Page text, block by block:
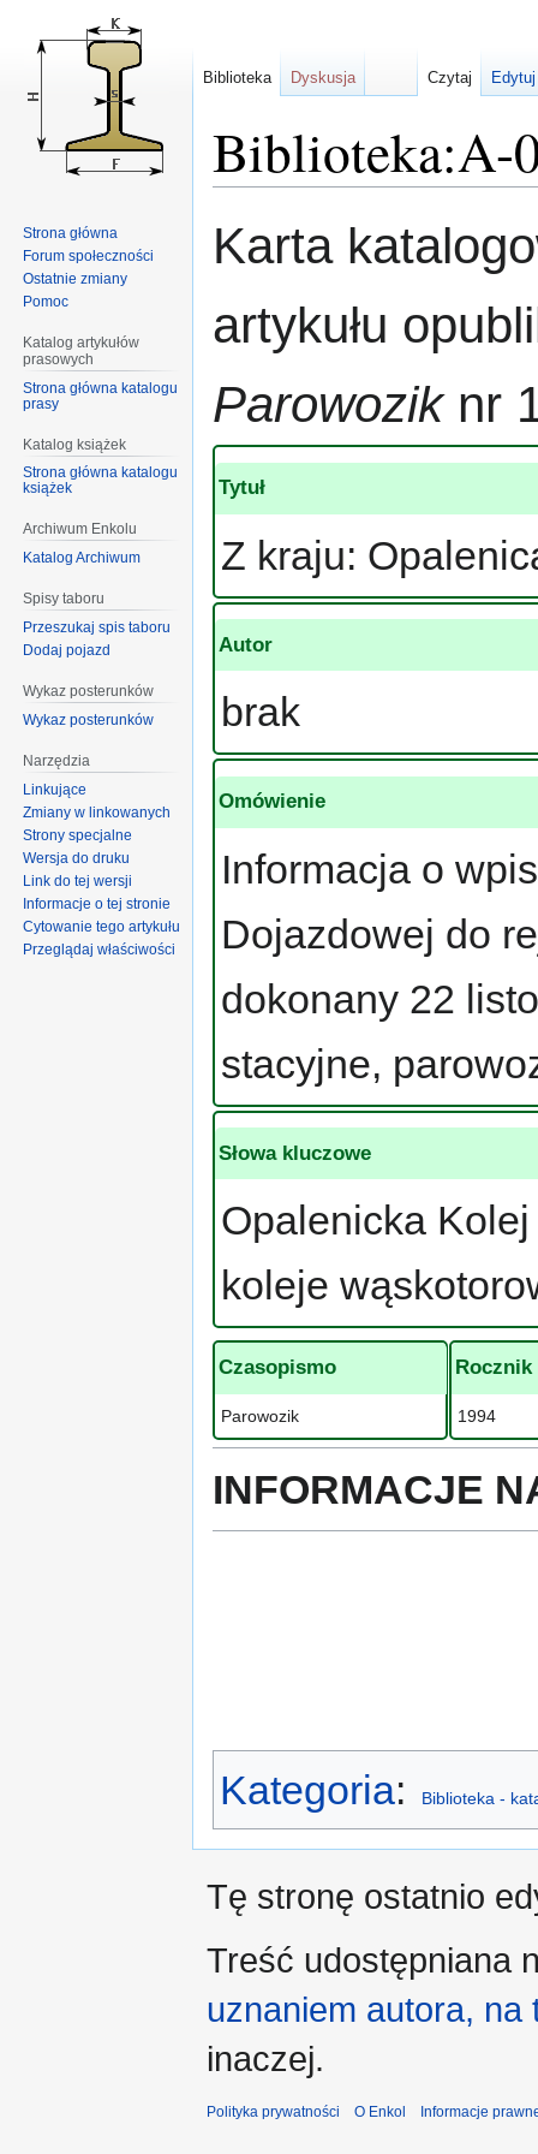
Biblioteka:A-
do
do
Karta
artykułu
Parowoziknr
Tytuł
Z kraju:
Autor
brak
Omówienie
Informacja o
Dojazdowej do
dokonany 22
stacyjne,
Słowa kluczowe
Opalenicka
koleje
Czasopismo
Parowozik
Rocznik
1994
INFORMACJE
Kategoria: Biblioteka -
Biblioteka Dyskusja Czytaj
Strona główna
Forum społeczności
Ostatnie zmiany
Pomoc
Katalog artykułów
prasowych
Strona główna katalogu
prasy
Katalog książek
Strona główna katalogu
książek
Archiwum Enkolu
Katalog Archiwum
Spisy taboru
Przeszukaj spis taboru
Dodaj pojazd
Wykaz posterunków
Wykaz posterunków
Narzędzia
Linkujące
Zmiany w linkowanych
Strony specjalne
Wersja do druku
Link do tej wersji
Informacje o tej stronie
Cytowanie tego artykułu
Przeglądaj właściwości
Tę stronę ostatnio
Treść udostępniana
uznaniem autora,
inaczej.
Polityka prywatności O Enkol Informacje